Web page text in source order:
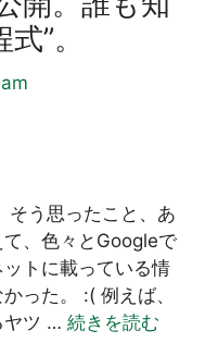
”。
そう思ったこと、あ
、色々とGoogleで
トに載っている情
った。 :( 例えば、
ヤツ … 続きを読む